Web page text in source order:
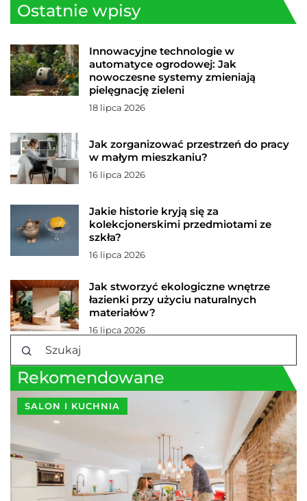
Ostatnie wpisy
Innowacyjne technologie w
automatyce ogrodowej: Jak
nowoczesne systemy zmieniają
pielęgnację zieleni
18 lipca 2026
Jak zorganizować przestrzeń do pracy
w małym mieszkaniu?
16 lipca 2026
Jakie historie kryją się za
kolekcjonerskimi przedmiotami ze
szkła?
16 lipca 2026
Jak stworzyć ekologiczne wnętrze
łazienki przy użyciu naturalnych
materiałów?
16 lipca 2026
Rekomendowane
SALON I KUCHNIA